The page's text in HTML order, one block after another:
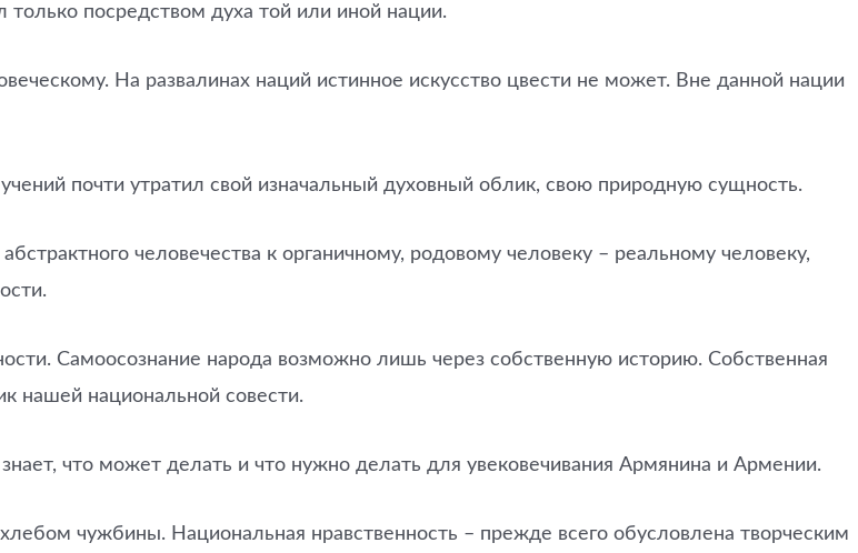
посредством духа той или иной нации.
На развалинах наций истинное искусство цвести не может. Вне данной нации
почти утратил свой изначальный духовный облик, свою природную сущность.
человечества к органичному, родовому человеку – реальному человеку,
Самоосознание народа возможно лишь через собственную историю. Собственная
нашей национальной совести.
что может делать и что нужно делать для увековечивания Армянина и Армении.
чужбины. Национальная нравственность – прежде всего обусловлена творческим